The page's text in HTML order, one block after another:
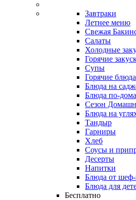
Завтраки
Летнее меню
Свежая
Салаты
Холодные
Горячие
Супы
Горячие блюда
Блюда на
Блюда по-
Сезон
Блюда на
Тандыр
Гарниры
Хлеб
Соусы и
Десерты
Напитки
Блюда от шеф-
Блюда для
Бесплатно